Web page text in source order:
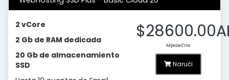
2 vCore
2 Gb de RAM dedicada
20 Gb de almacenamiento
SSD
Mjesečno
Naruči